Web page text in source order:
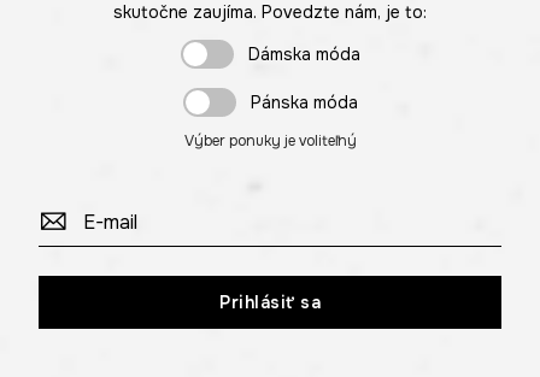
skutočne zaujíma. Povedzte nám, je to:
Dámska móda
Pánska móda
Výber ponuky je voliteľný
Prihlásiť sa